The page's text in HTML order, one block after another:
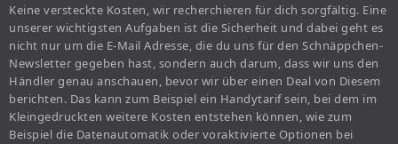
Keine versteckte Kosten, wir recherchieren für dich sorgfältig. Eine
unserer wichtigsten Aufgaben ist die Sicherheit und dabei geht es
nicht nur um die E-Mail Adresse, die du uns für den Schnäppchen-
Newsletter gegeben hast, sondern auch darum, dass wir uns den
Händler genau anschauen, bevor wir über einen Deal von Diesem
berichten. Das kann zum Beispiel ein Handytarif sein, bei dem im
Kleingedruckten weitere Kosten entstehen können, wie zum
Beispiel die Datenautomatik oder voraktivierte Optionen bei